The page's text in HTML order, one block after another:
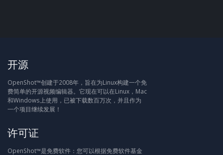
开源
OpenShot™创建于2008年，旨在为Linux构建一个免
费简单的开源视频编辑器。它现在可以在Linux，Mac
和Windows上使用，已被下载数百万次，并且作为
一个项目继续发展！
许可证
OpenShot™是免费软件：您可以根据免费软件基金